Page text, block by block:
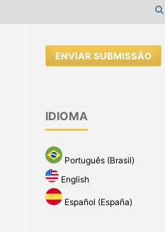
ENVIAR SUBMISSÃO
IDIOMA
Português (Brasil)
English
Español (España)